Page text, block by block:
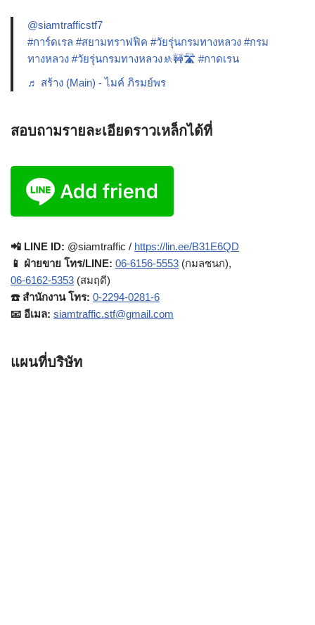
@siamtrafficstf7
#การ์ดเรล #สยามทราฟฟิค #วัยรุ่นกรมทางหลวง #กรม
ทางหลวง #วัยรุ่นกรมทางหลวง🚸🚧🛣️ #กาดเรน
♬ สร้าง (Main) - ไมค์ ภิรมย์พร
สอบถามรายละเอียดราวเหล็กได้ที่
📲 LINE ID: @siamtraffic / https://lin.ee/B31E6QD
📱 ฝ่ายขาย โทร/LINE: 06-6156-5553 (กมลชนก),
06-6162-5353 (สมฤดี)
☎️ สำนักงาน โทร: 0-2294-0281-6
📧 อีเมล: siamtraffic.stf@gmail.com
แผนที่บริษัท